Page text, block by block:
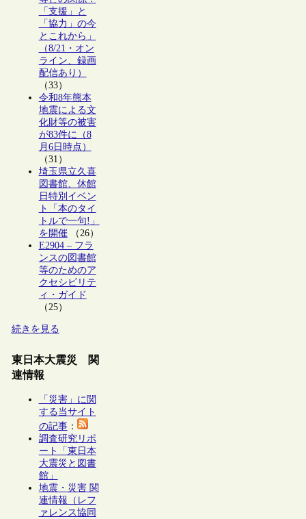
「支援」と
「協力」の今
とこれから」
（8/21・オン
ライン、録画
配信あり）
（33）
令和8年熊本
地震による文
化財等の被害
が83件に（8
月6日時点）
（31）
埼玉県立久喜
図書館、休館
日特別イベン
ト「本のタイ
トルで一句!」
を開催（26）
E2904 – フラ
ンスの図書館
等のためのア
クセシビリテ
ィ・ガイド
（25）
続きを見る
東日本大震災 関
連情報
「災害」に関
する当サイト
の記事：
調査研究リポ
ート「東日本
大震災と図書
館」
地震・災害 関
連情報（レフ
ァレンス協同